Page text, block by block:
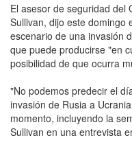
El asesor de seguridad del
Sullivan, dijo este domingo
escenario de una invasión
que puede producirse "en
posibilidad de que ocurra
"No podemos predecir el
invasión de Rusia a
momento, incluyendo la
Sullivan en una entrevista